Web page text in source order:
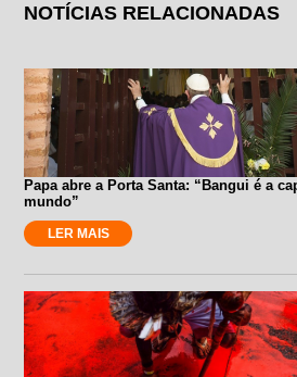
NOTÍCIAS RELACIONADAS
Papa abre a Porta Santa: “Bangui é a
mundo”
LER MAIS